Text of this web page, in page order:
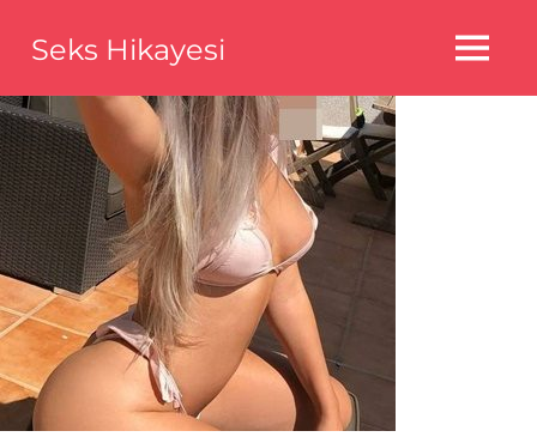
Seks Hikayesi
Hikayeleri,Bedava
Seks
Hikayeleri,Aldatma
Seks
Hikayeleri
MENU